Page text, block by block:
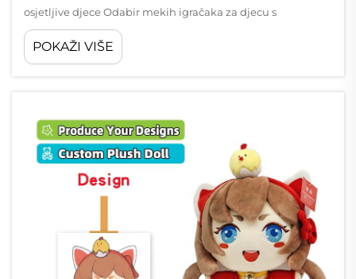
osjetljive djece Odabir mekih igračaka za djecu s
alergijama zahtijeva pažljivo razmatranje i pozornost na
detalje. Roditelji i skrbnici moraju se kretati kroz različite
POKAŽI VIŠE